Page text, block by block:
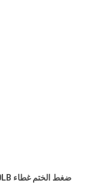
ضغط الختم غطاء 2500LB صمام الكرة الأرضية مع تشغيل عجلة اليد